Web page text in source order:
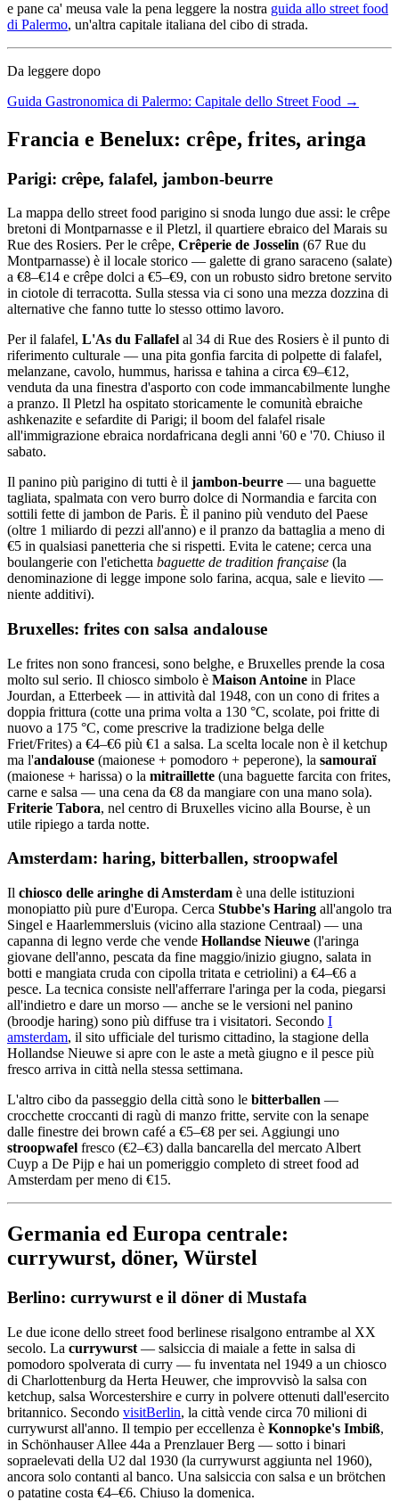
e pane ca' meusa vale la pena leggere la nostra guida allo street food
di Palermo, un'altra capitale italiana del cibo di strada.
Da leggere dopo
Guida Gastronomica di Palermo: Capitale dello Street Food →
Francia e Benelux: crêpe, frites, aringa
Parigi: crêpe, falafel, jambon-beurre
La mappa dello street food parigino si snoda lungo due assi: le crêpe
bretoni di Montparnasse e il Pletzl, il quartiere ebraico del Marais su
Rue des Rosiers. Per le crêpe, Crêperie de Josselin (67 Rue du
Montparnasse) è il locale storico — galette di grano saraceno (salate)
a €8–€14 e crêpe dolci a €5–€9, con un robusto sidro bretone servito
in ciotole di terracotta. Sulla stessa via ci sono una mezza dozzina di
alternative che fanno tutte lo stesso ottimo lavoro.
Per il falafel, L'As du Fallafel al 34 di Rue des Rosiers è il punto di
riferimento culturale — una pita gonfia farcita di polpette di falafel,
melanzane, cavolo, hummus, harissa e tahina a circa €9–€12,
venduta da una finestra d'asporto con code immancabilmente lunghe
a pranzo. Il Pletzl ha ospitato storicamente le comunità ebraiche
ashkenazite e sefardite di Parigi; il boom del falafel risale
all'immigrazione ebraica nordafricana degli anni '60 e '70. Chiuso il
sabato.
Il panino più parigino di tutti è il jambon-beurre — una baguette
tagliata, spalmata con vero burro dolce di Normandia e farcita con
sottili fette di jambon de Paris. È il panino più venduto del Paese
(oltre 1 miliardo di pezzi all'anno) e il pranzo da battaglia a meno di
€5 in qualsiasi panetteria che si rispetti. Evita le catene; cerca una
boulangerie con l'etichetta baguette de tradition française (la
denominazione di legge impone solo farina, acqua, sale e lievito —
niente additivi).
Bruxelles: frites con salsa andalouse
Le frites non sono francesi, sono belghe, e Bruxelles prende la cosa
molto sul serio. Il chiosco simbolo è Maison Antoine in Place
Jourdan, a Etterbeek — in attività dal 1948, con un cono di frites a
doppia frittura (cotte una prima volta a 130 °C, scolate, poi fritte di
nuovo a 175 °C, come prescrive la tradizione belga delle
Friet/Frites) a €4–€6 più €1 a salsa. La scelta locale non è il ketchup
ma l'andalouse (maionese + pomodoro + peperone), la samouraï
(maionese + harissa) o la mitraillette (una baguette farcita con frites,
carne e salsa — una cena da €8 da mangiare con una mano sola).
Friterie Tabora, nel centro di Bruxelles vicino alla Bourse, è un
utile ripiego a tarda notte.
Amsterdam: haring, bitterballen, stroopwafel
Il chiosco delle aringhe di Amsterdam è una delle istituzioni
monopiatto più pure d'Europa. Cerca Stubbe's Haring all'angolo tra
Singel e Haarlemmersluis (vicino alla stazione Centraal) — una
capanna di legno verde che vende Hollandse Nieuwe (l'aringa
giovane dell'anno, pescata da fine maggio/inizio giugno, salata in
botti e mangiata cruda con cipolla tritata e cetriolini) a €4–€6 a
pesce. La tecnica consiste nell'afferrare l'aringa per la coda, piegarsi
all'indietro e dare un morso — anche se le versioni nel panino
(broodje haring) sono più diffuse tra i visitatori. Secondo I
amsterdam, il sito ufficiale del turismo cittadino, la stagione della
Hollandse Nieuwe si apre con le aste a metà giugno e il pesce più
fresco arriva in città nella stessa settimana.
L'altro cibo da passeggio della città sono le bitterballen —
crocchette croccanti di ragù di manzo fritte, servite con la senape
dalle finestre dei brown café a €5–€8 per sei. Aggiungi uno
stroopwafel fresco (€2–€3) dalla bancarella del mercato Albert
Cuyp a De Pijp e hai un pomeriggio completo di street food ad
Amsterdam per meno di €15.
Germania ed Europa centrale:
currywurst, döner, Würstel
Berlino: currywurst e il döner di Mustafa
Le due icone dello street food berlinese risalgono entrambe al XX
secolo. La currywurst — salsiccia di maiale a fette in salsa di
pomodoro spolverata di curry — fu inventata nel 1949 a un chiosco
di Charlottenburg da Herta Heuwer, che improvvisò la salsa con
ketchup, salsa Worcestershire e curry in polvere ottenuti dall'esercito
britannico. Secondo visitBerlin, la città vende circa 70 milioni di
currywurst all'anno. Il tempio per eccellenza è Konnopke's Imbiß,
in Schönhauser Allee 44a a Prenzlauer Berg — sotto i binari
sopraelevati della U2 dal 1930 (la currywurst aggiunta nel 1960),
ancora solo contanti al banco. Una salsiccia con salsa e un brötchen
o patatine costa €4–€6. Chiuso la domenica.